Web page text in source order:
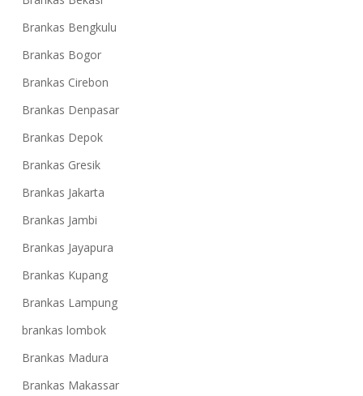
Brankas Bengkulu
Brankas Bogor
Brankas Cirebon
Brankas Denpasar
Brankas Depok
Brankas Gresik
Brankas Jakarta
Brankas Jambi
Brankas Jayapura
Brankas Kupang
Brankas Lampung
brankas lombok
Brankas Madura
Brankas Makassar